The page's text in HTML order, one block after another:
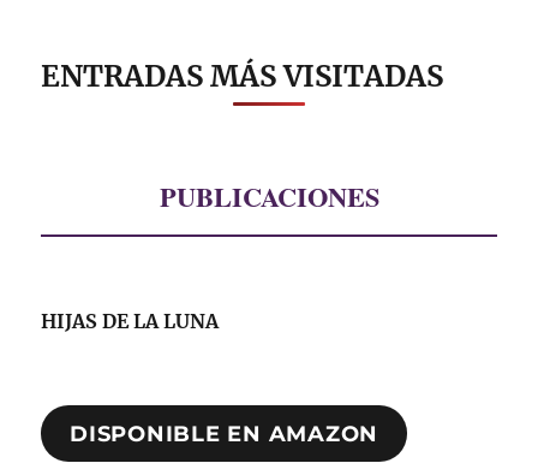
ENTRADAS MÁS VISITADAS
PUBLICACIONES
HIJAS DE LA LUNA
DISPONIBLE EN AMAZON